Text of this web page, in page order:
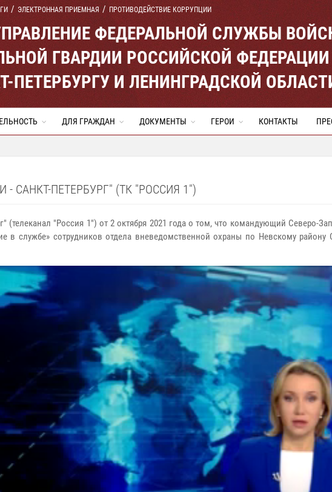
ЭЛЕКТРОННАЯ ПРИЕМНАЯ ПРОТИВОДЕЙСТВИЕ КОРРУПЦИИ
ФЕДЕРАЛЬНОЙ СЛУЖБЫ
ГВАРДИИ РОССИЙСКОЙ ФЕДЕРАЦИИ
ПЕТЕРБУРГУ И ЛЕНИНГРАДСКОЙ
ДЛЯ ГРАЖДАН ДОКУМЕНТЫ ГЕРОИ КОНТАКТЫ
САНКТ-ПЕТЕРБУРГ" (ТК "РОССИЯ 1")
(телеканал "Россия 1") от 2 октября 2021 года о том, что командующий
в службе» сотрудников отдела вневедомственной охраны по Невскому району